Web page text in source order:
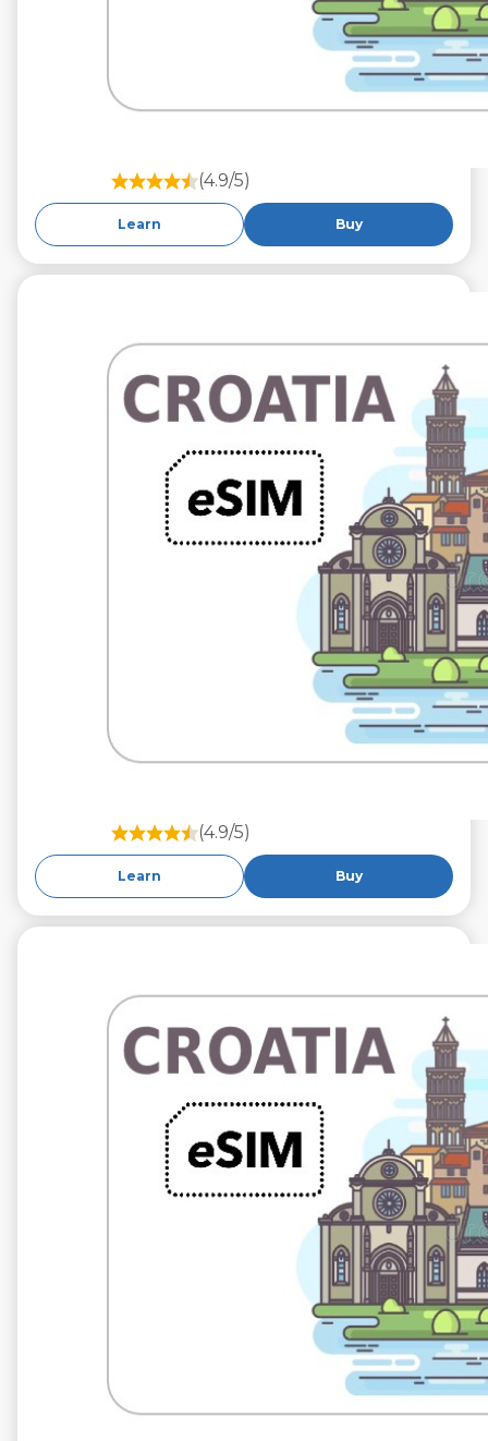
(4.9/5)
Learn Buy
Roaming on
A1 Hrvatska
(4.9/5)
Learn Buy
30 dagen
Roaming on
A1 Hrvatska